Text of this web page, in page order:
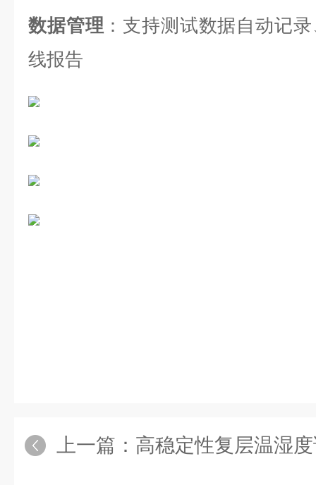
数据管理 ：支持测试数据自动记
线报告
上一篇： 高稳定性复层温湿